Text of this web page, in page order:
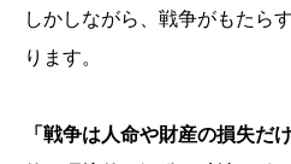
しかしながら、戦争がもたら
ります。
「戦争は人命や財産の損失だ